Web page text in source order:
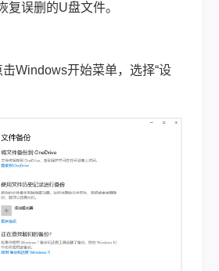
复误删的U盘文件。
Windows开始菜单，选择“设